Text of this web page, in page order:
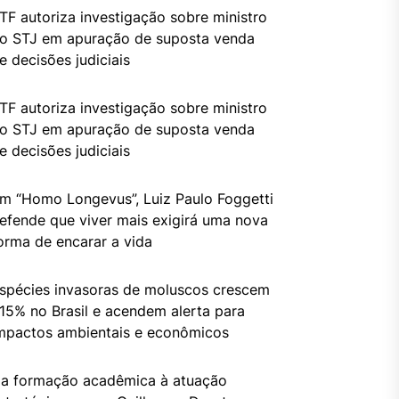
autoriza investigação sobre ministro
STJ em apuração de suposta venda
decisões judiciais
autoriza investigação sobre ministro
STJ em apuração de suposta venda
decisões judiciais
“Homo Longevus”, Luiz Paulo Foggetti
que viver mais exigirá uma nova
de encarar a vida
invasoras de moluscos crescem
no Brasil e acendem alerta para
ambientais e econômicos
formação acadêmica à atuação